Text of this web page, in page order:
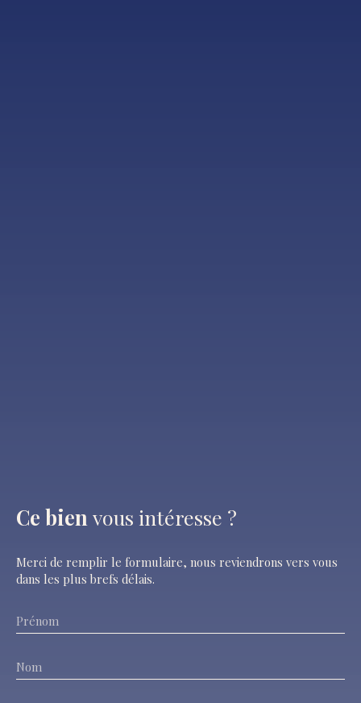
Ce bien vous intéresse ?
Merci de remplir le formulaire, nous reviendrons vers vous
dans les plus brefs délais.
Prénom
Nom